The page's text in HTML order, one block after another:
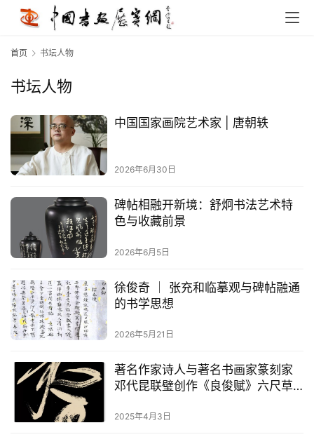
首页 书坛人物
书坛人物
中国国家画院艺术家 | 唐朝轶
2026年6月30日
碑帖相融开新境：舒炯书法艺术特
色与收藏前景
2026年6月5日
徐俊奇 ｜ 张充和临摹观与碑帖融通
的书学思想
2026年5月21日
著名作家诗人与著名书画家篆刻家
邓代昆联璧创作《良俊赋》六尺草
2025年4月3日